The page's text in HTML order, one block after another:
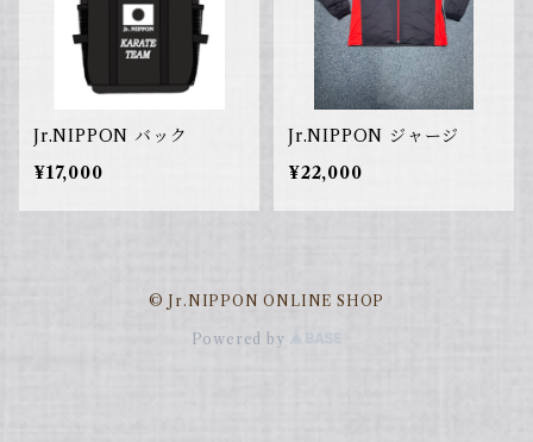
Jr.NIPPON バック
¥17,000
Jr.NIPPON ジャージ
¥22,000
© Jr.NIPPON ONLINE SHOP
Powered by